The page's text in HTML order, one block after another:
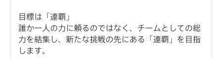
目標は「連覇」
誰か一人の力に頼るのではなく、チームとしての総
力を結集し、新たな挑戦の先にある「連覇」を目指
します。